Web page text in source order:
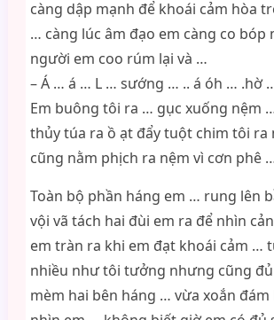
càng dập mạnh để khoái cảm hòa
… càng lúc âm đạo em càng co bóp
người em coo rúm lại và …
– Á … á … L … sướng … .. á óh … .hờ
Em buông tôi ra … gục xuống nệm
thủy túa ra ồ ạt đẩy tuột chim tôi ra
cũng nằm phịch ra nệm vì cơn phê
Toàn bộ phần háng em … rung lên
vội vã tách hai đùi em ra để nhìn
em tràn ra khi em đạt khoái cảm …
nhiều như tôi tưởng nhưng cũng
mèm hai bên háng … vừa xoắn